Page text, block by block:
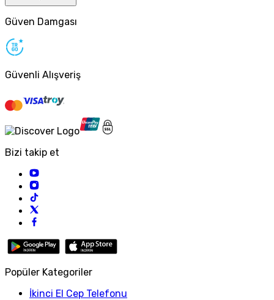
Güven Damgası
Güvenli Alışveriş
Bizi takip et
Popüler Kategoriler
İkinci El Cep Telefonu